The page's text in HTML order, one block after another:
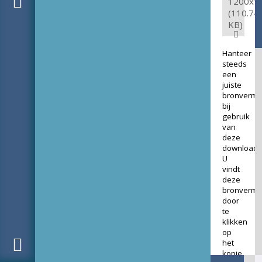
(110.74
KB)
Hanteer
steeds
een
juiste
bij
gebruik
van
deze
download.
U
vindt
deze
door
te
klikken
op
het
kopje